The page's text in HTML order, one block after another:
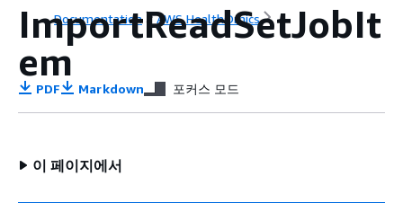
Documentation AWS HealthOmics
ImportReadSetJobIt
em
PDF Markdown 포커스 모드
이 페이지에서